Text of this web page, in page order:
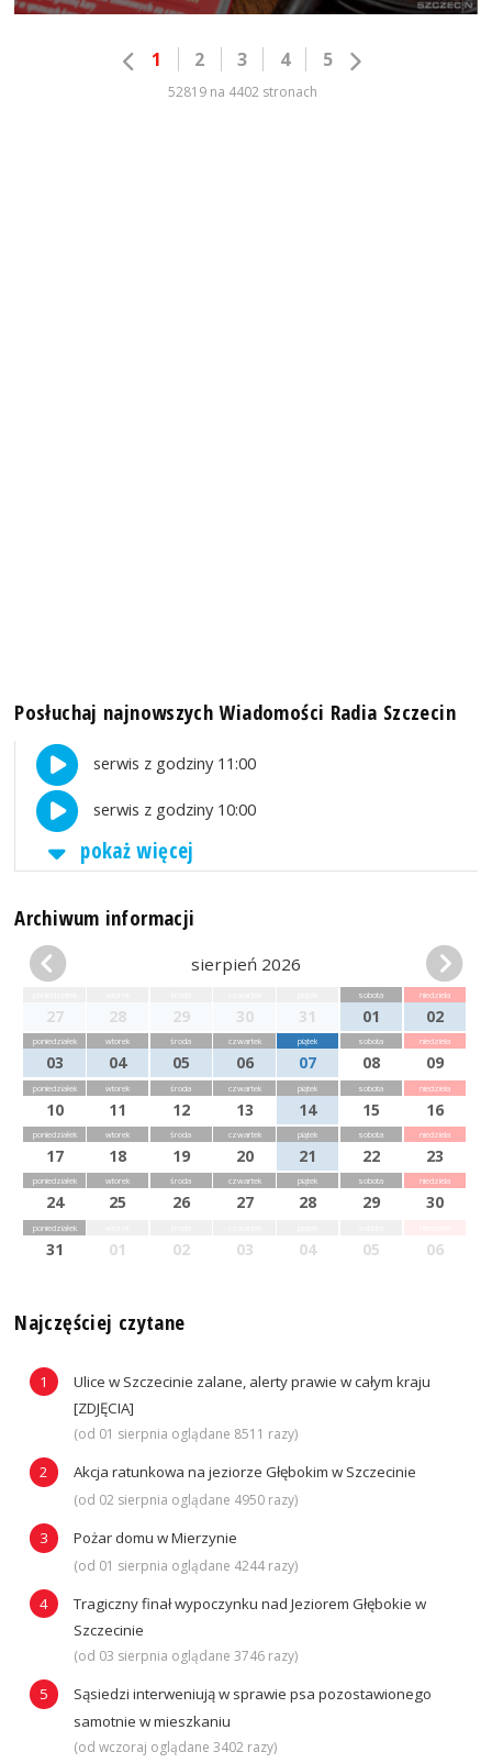
1 2 3 4 5
52819 na 4402 stronach
Posłuchaj najnowszych Wiadomości Radia Szczecin
serwis z godziny 11:00
serwis z godziny 10:00
pokaż więcej
Archiwum informacji
sierpień 2026
27 28 29 30 31
sobota
01
niedziela
02
poniedziałek
03
wtorek
04
środa
05
czwartek
06
piątek
07
sobota
08
niedziela
09
poniedziałek
10
wtorek
11
środa
12
czwartek
13
piątek
14
sobota
15
niedziela
16
poniedziałek
17
wtorek
18
środa
19
czwartek
20
piątek
21
sobota
22
niedziela
23
poniedziałek
24
wtorek
25
środa
26
czwartek
27
piątek
28
sobota
29
niedziela
30
poniedziałek
31 01 02 03 04 05 06
Najczęściej czytane
Ulice w Szczecinie zalane, alerty prawie w całym kraju
[ZDJĘCIA]
(od 01 sierpnia oglądane 8511 razy)
Akcja ratunkowa na jeziorze Głębokim w Szczecinie
(od 02 sierpnia oglądane 4950 razy)
Pożar domu w Mierzynie
(od 01 sierpnia oglądane 4244 razy)
Tragiczny finał wypoczynku nad Jeziorem Głębokie w
Szczecinie
(od 03 sierpnia oglądane 3746 razy)
Sąsiedzi interweniują w sprawie psa pozostawionego
samotnie w mieszkaniu
(od wczoraj oglądane 3402 razy)